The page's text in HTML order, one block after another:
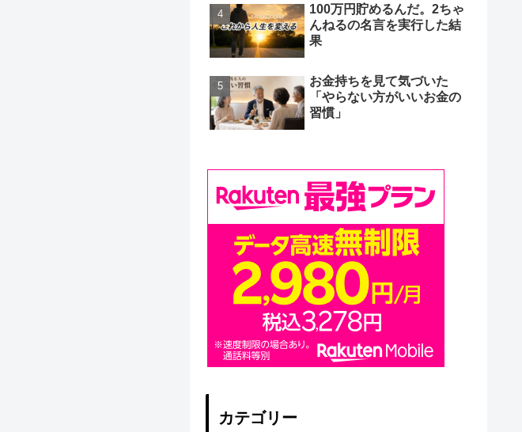
100万円貯めるんだ。2ちゃ
んねるの名言を実行した結
果
お金持ちを見て気づいた
「やらない方がいいお金の
習慣」
カテゴリー